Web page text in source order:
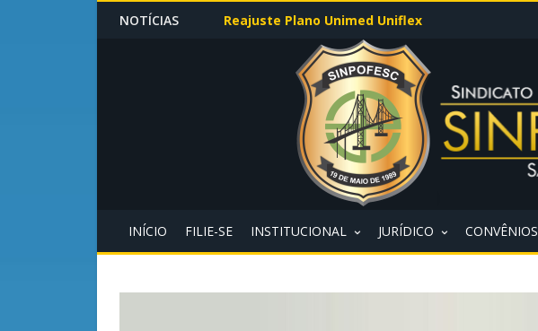
NOTÍCIAS Reajuste Plano Unimed Uniflex
INÍCIO FILIE-SE INSTITUCIONAL JURÍDICO CONVÊNIOS